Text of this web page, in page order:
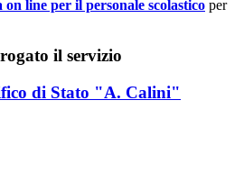
line per il personale scolastico per
il servizio
di Stato "A. Calini"